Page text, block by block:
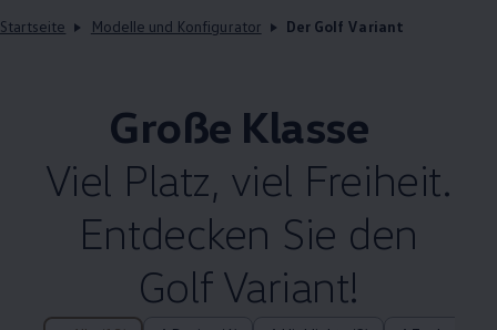
Startseite Modelle und Konfigurator Der Golf Variant
Große Klasse
Viel Platz, viel Freiheit.
Entdecken Sie den
Golf Variant!
13 von 13 Details